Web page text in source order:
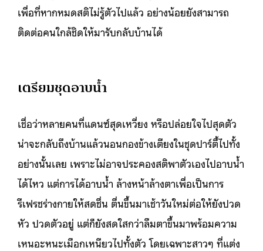
เพื่อที่หากหมดสติไม่รู้ตัวไปแล้ว อย่างน้อยยังสามารถ
ติดต่อคนใกล้ชิดให้มารับกลับบ้านได้
เตรียมชุดอาบน้ำ
เชื่อว่าหลายคนที่แดนซ์สุดเหวี่ยง หรือปล่อยใจไปสุดตัว
น่าจะกลับถึงบ้านแล้วนอนกองข้างเตียงในชุดปาร์ตี้ไปทั้ง
อย่างนั้นเลย เพราะไม่อาจประคองสติพาตัวเองไปอาบน้ำ
ได้ไหว แต่การได้อาบน้ำ ล้างหน้าล้างตาเพื่อเป็นการ
รีเฟรชร่างกายให้สดชื่น ตื่นขึ้นมาเช้าวันใหม่ต่อให้ยังปวด
หัว ปวดตัวอยู่ แต่ก็ยังสดใสกว่าลืมตาขึ้นมาพร้อมความ
เหนอะหนะเมือกเหนียวไปทั้งตัว โดยเฉพาะสาวๆ ที่แต่ง